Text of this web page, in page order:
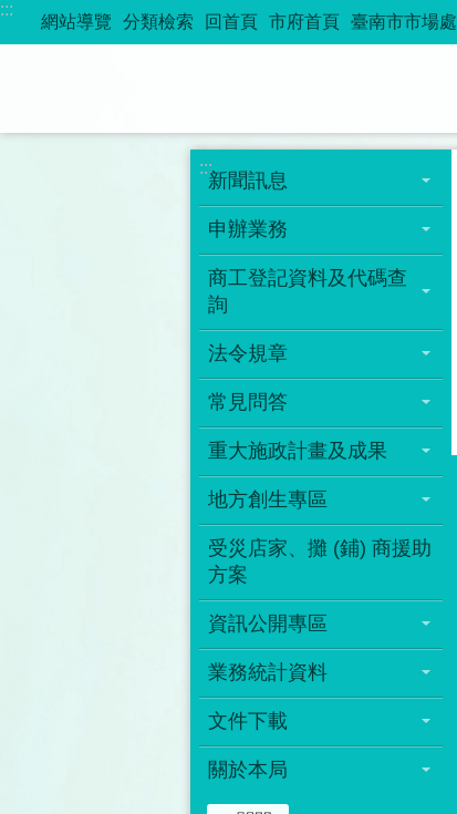
跳到主要內容區塊
:::
網站導覽 分類檢索 回首頁 市府首頁 臺南市市場處
:::
新聞訊息
申辦業務
商工登記資料及代碼查
詢
法令規章
常見問答
重大施政計畫及成果
地方創生專區
受災店家、攤 (鋪) 商援助
方案
資訊公開專區
業務統計資料
文件下載
關於本局